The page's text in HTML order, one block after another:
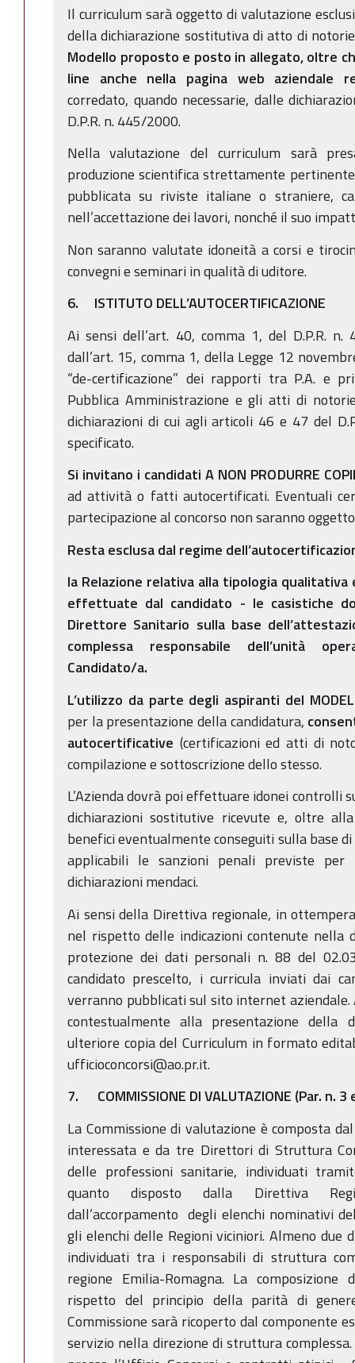
Il curriculum sarà oggetto di valutazione
della dichiarazione sostitutiva di atto di
Modello proposto e posto in allegato,oltre
line anche nella pagina web aziendale
corredato, quando necessarie, dalle
D.P.R. n. 445/2000.
Nella valutazione del curriculum sarà
produzione scientifica strettamente
pubblicata su riviste italiane o straniere,
nell’accettazione dei lavori, nonché il suo
Non saranno valutate idoneità a corsi e
convegni e seminari in qualità di uditore.
6. ISTITUTO DELL’AUTOCERTIFICAZIONE
Ai sensi dell’art. 40, comma 1, del D.P.R.
dall’art. 15, comma 1, della Legge 12
“de-certificazione” dei rapporti tra P.A. e
Pubblica Amministrazione e gli atti di
dichiarazioni di cui agli articoli 46 e 47 del
specificato.
Si invitano i candidati A NON PRODURRE
ad attività o fatti autocertificati. Eventuali
partecipazione al concorso non saranno
Resta esclusa dal regime
la Relazione relativa alla tipologia
effettuate dal candidato - le casistiche
Direttore Sanitario sulla base
complessa responsabile dell’unità
Candidato/a.
L’utilizzo da parte degli aspiranti del
per la presentazione della candidatura,
autocertificative (certificazioni ed atti di
compilazione e sottoscrizione dello stesso.
L’Azienda dovrà poi effettuare idonei controlli
dichiarazioni sostitutive ricevute e, oltre
benefici eventualmente conseguiti sulla base
applicabili le sanzioni penali previste
dichiarazioni mendaci.
Ai sensi della Direttiva regionale, in
nel rispetto delle indicazioni contenute nella
protezione dei dati personali n. 88 del
candidato prescelto, i curricula inviati dai
verranno pubblicati sul sito internet
contestualmente alla presentazione della
ulteriore copia del Curriculum in formato
ufficioconcorsi@ao.pr.it.
7. COMMISSIONE DI VALUTAZIONE (Par. n. 3
La Commissione di valutazione è composta
interessata e da tre Direttori di Struttura
delle professioni sanitarie, individuati
quanto disposto dalla Direttiva
dall’accorpamento degli elenchi nominativi
gli elenchi delle Regioni viciniori. Almeno due
individuati tra i responsabili di struttura
regione Emilia-Romagna. La composizione
rispetto del principio della parità di
Commissione sarà ricoperto dal componente
servizio nella direzione di struttura